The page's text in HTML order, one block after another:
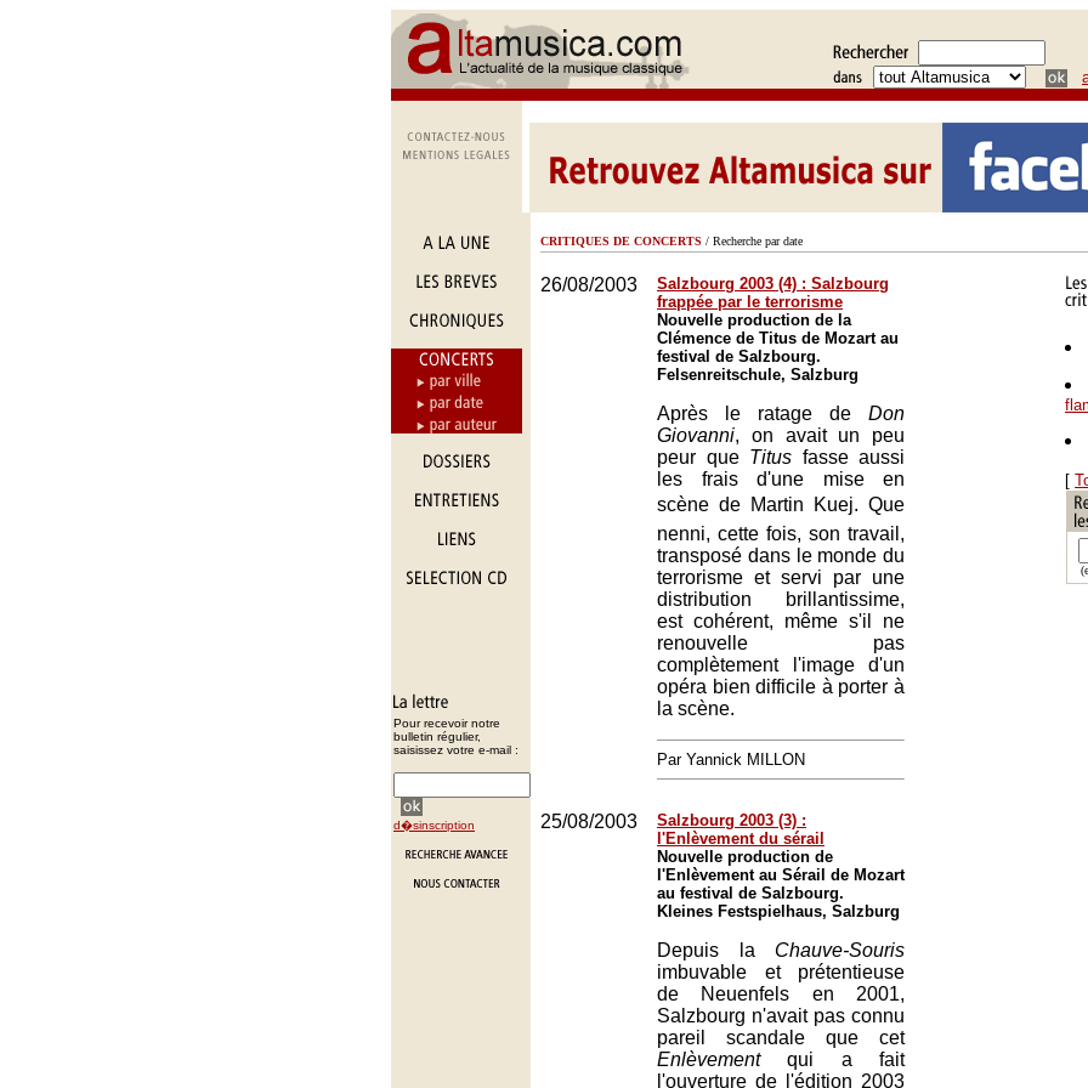
Pour recevoir notre
bulletin régulier,
saisissez votre e-mail :
d�sinscription
CRITIQUES DE CONCERTS / Recherche par date
26/08/2003
Salzbourg 2003 (4) : Salzbourg
frappée par le terrorisme
Nouvelle production de la
Clémence de Titus de Mozart au
festival de Salzbourg.
Felsenreitschule, Salzburg
Après le ratage de Don
Giovanni, on avait un peu
peur que Titus fasse aussi
les frais d'une mise en
scène de Martin Kuej. Que
nenni, cette fois, son travail,
transposé dans le monde du
terrorisme et servi par une
distribution brillantissime,
est cohérent, même s'il ne
renouvelle pas
complètement l'image d'un
opéra bien difficile à porter à
la scène.
Par Yannick MILLON
25/08/2003
Salzbourg 2003 (3) :
l'Enlèvement du sérail
Nouvelle production de
l'Enlèvement au Sérail de Mozart
au festival de Salzbourg.
Kleines Festspielhaus, Salzburg
Depuis la Chauve-Souris
imbuvable et prétentieuse
de Neuenfels en 2001,
Salzbourg n'avait pas connu
pareil scandale que cet
Enlèvementqui a fait
l'ouverture de l'édition 2003
[